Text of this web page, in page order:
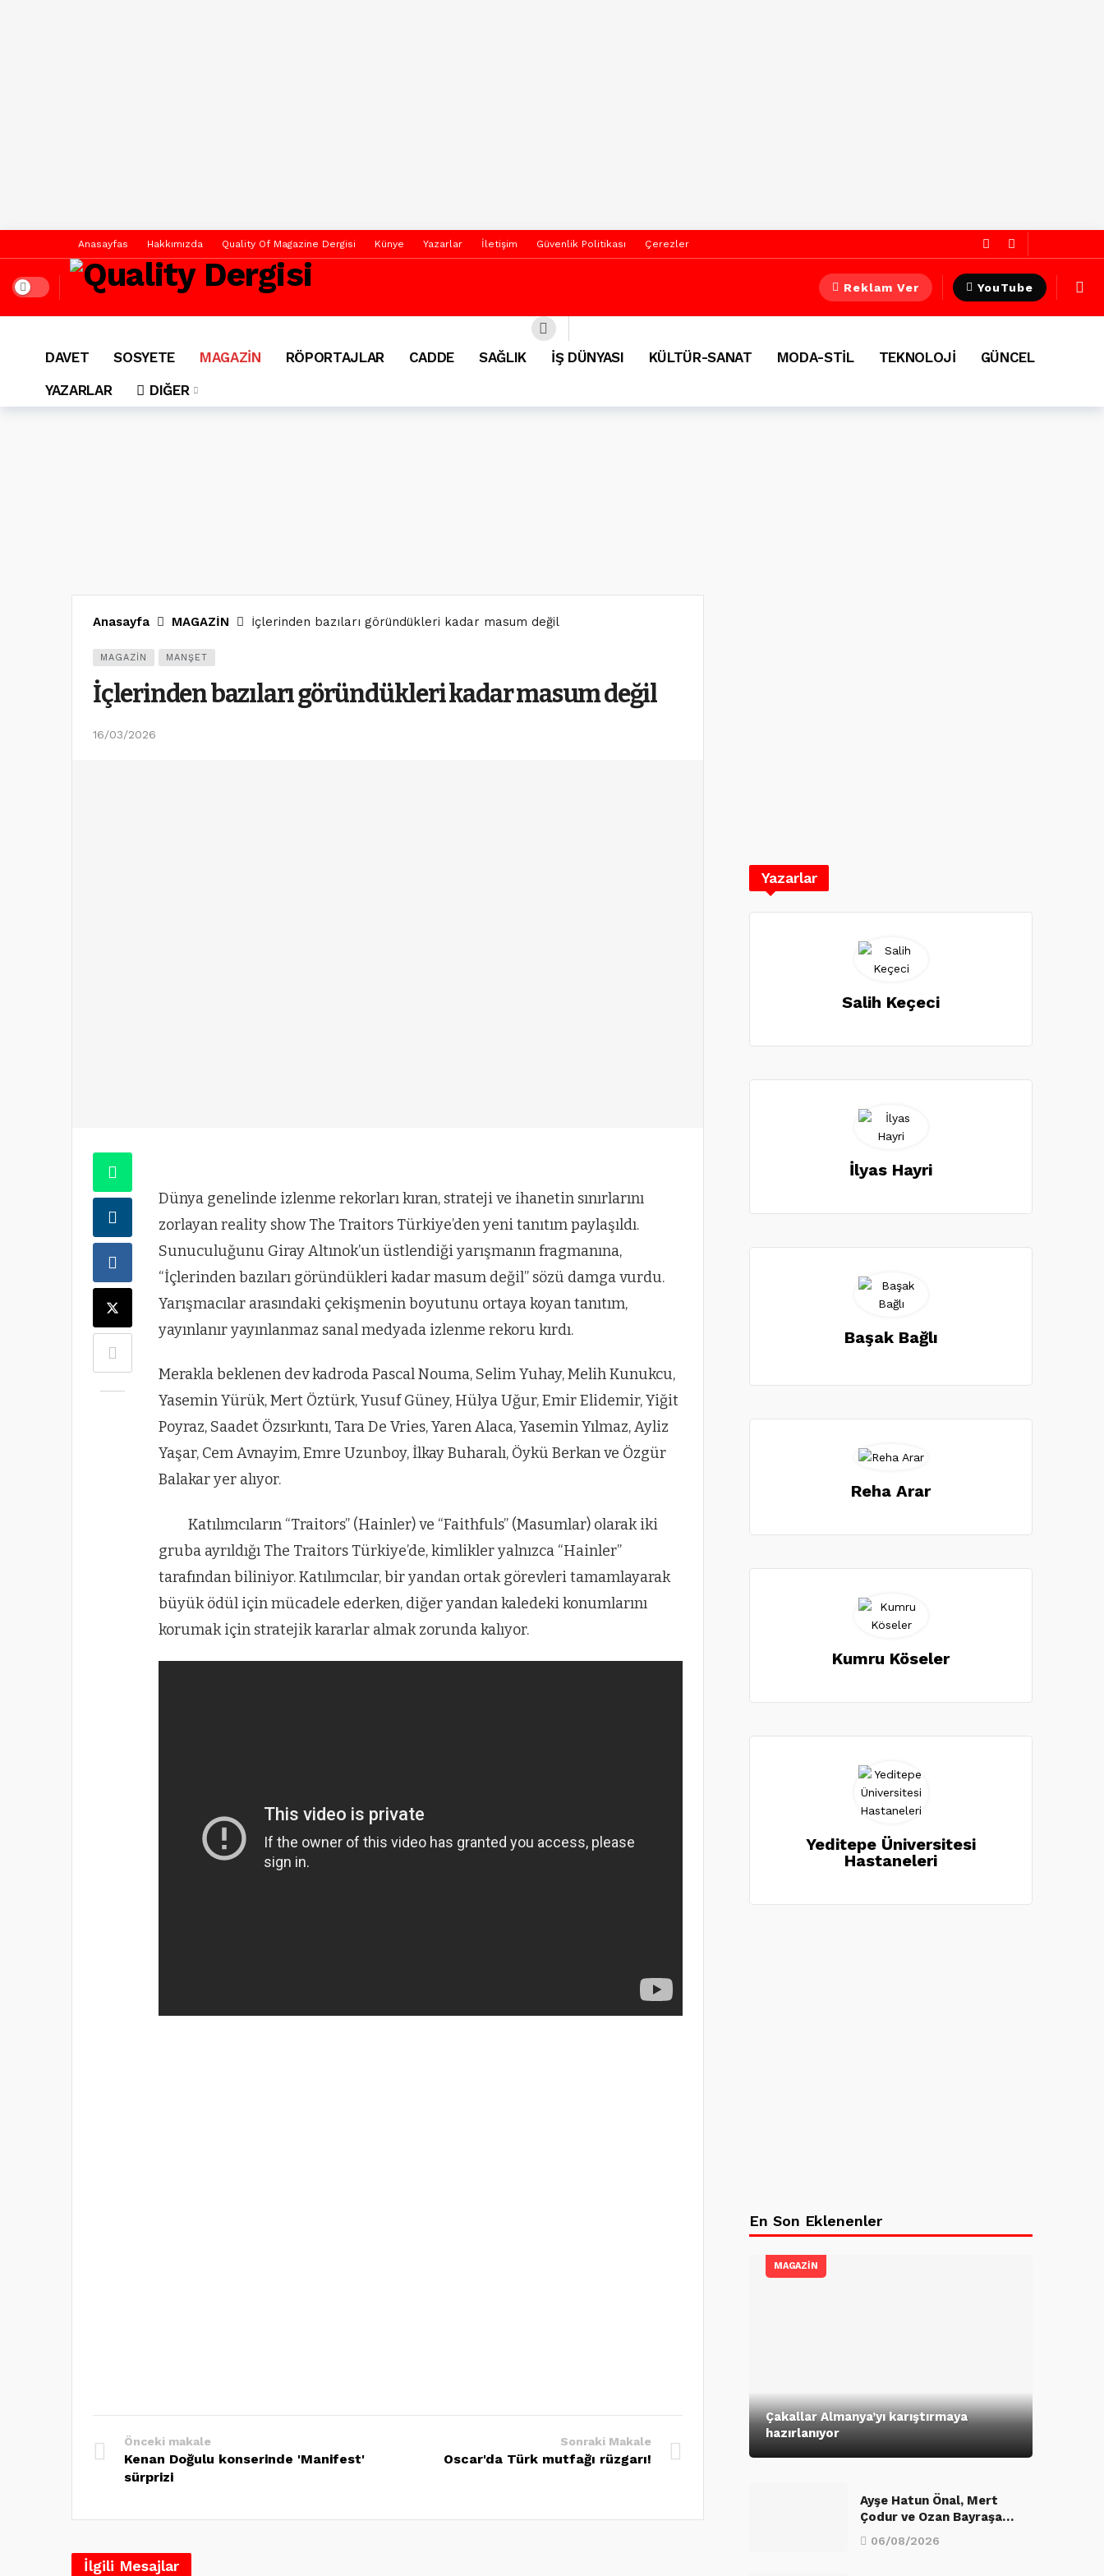
Anasayfas Hakkımızda Quality Of Magazine Dergisi Künye Yazarlar İletişim Güvenlik Politikası Çerezler
Dark mode Reklam Ver YouTube
DAVET SOSYETE MAGAZİN RÖPORTAJLAR CADDE SAĞLIK İŞ DÜNYASI KÜLTÜR-SANAT MODA-STİL TEKNOLOJİ
GÜNCEL
YAZARLAR
DIĞER
Anasayfa MAGAZİN İçlerinden bazıları göründükleri kadar masum değil
MAGAZİN MANŞET
İçlerinden bazıları göründükleri kadar masum değil
16/03/2026
Dünya genelinde izlenme rekorları kıran, strateji ve ihanetin sınırlarını
zorlayan reality show The Traitors Türkiye’den yeni tanıtım paylaşıldı.
Sunuculuğunu Giray Altınok’un üstlendiği yarışmanın fragmanına,
“İçlerinden bazıları göründükleri kadar masum değil” sözü damga vurdu.
Yarışmacılar arasındaki çekişmenin boyutunu ortaya koyan tanıtım,
yayınlanır yayınlanmaz sanal medyada izlenme rekoru kırdı.
Merakla beklenen dev kadroda Pascal Nouma, Selim Yuhay, Melih Kunukcu,
Yasemin Yürük, Mert Öztürk, Yusuf Güney, Hülya Uğur, Emir Elidemir, Yiğit
Poyraz, Saadet Özsırkıntı, Tara De Vries, Yaren Alaca, Yasemin Yılmaz, Ayliz
Yaşar, Cem Avnayim, Emre Uzunboy, İlkay Buharalı, Öykü Berkan ve Özgür
Balakar yer alıyor.
Katılımcıların “Traitors” (Hainler) ve “Faithfuls” (Masumlar) olarak iki
gruba ayrıldığı The Traitors Türkiye’de, kimlikler yalnızca “Hainler”
tarafından biliniyor. Katılımcılar, bir yandan ortak görevleri tamamlayarak
büyük ödül için mücadele ederken, diğer yandan kaledeki konumlarını
korumak için stratejik kararlar almak zorunda kalıyor.
Önceki makale
Kenan Doğulu konserinde 'Manifest'
sürprizi
Sonraki Makale
Oscar'da Türk mutfağı rüzgarı!
İlgili Mesajlar
Yazarlar
Salih Keçeci
İlyas Hayri
Başak Bağlı
Reha Arar
Kumru Köseler
Yeditepe Üniversitesi
Hastaneleri
En Son Eklenenler
MAGAZİN
Çakallar Almanya’yı karıştırmaya
hazırlanıyor
Ayşe Hatun Önal, Mert
Çodur ve Ozan Bayraşa…
06/08/2026